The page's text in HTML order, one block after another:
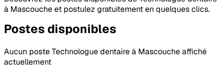
à Mascouche et postulez gratuitement en quelques clics.
Postes disponibles
Aucun poste Technologue dentaire à Mascouche affiché
actuellement